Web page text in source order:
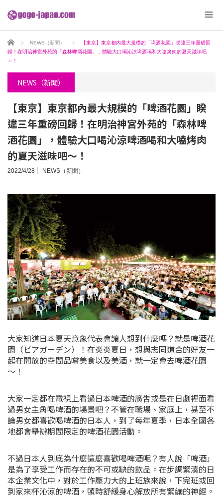
ホーム NEWS（新聞）
【東京】東京都內最大規模的「啤酒花園」睽違三年重磅回
歸！在明治神宮外苑的「森林啤酒花園」，體驗大口喝沁涼啤酒喝和大嗑烤肉的夏天滋味吧
～！
NEWS（新聞）
【東京】東京都內最大規模的「啤酒花園」睽
違三年重磅回歸！在明治神宮外苑的「森林啤
酒花園」，體驗大口喝沁涼啤酒喝和大嗑烤肉
的夏天滋味吧～！
2022/4/28 NEWS（新聞）
大家知道日本夏天意象代表會讓人想到什麼嗎？就是啤酒花
園（ビアガーデン）！在炎炎夏日，想與志同道合的好友一
起在開放的空間品嚐美食以及美酒，就一定會去啤酒花園
～！
大家一定都在電視上看過日本啤酒的廣吿或是在日劇裡面看
過男女主角喝啤酒的場景吧？不管在職場、家庭上，甚至不
論男女都喜歡喝啤酒的日本人，到了每年夏季，日本全國各
地都會舉辦期間限定的啤酒花園活動。
不過日本人到底為什麼這麼喜歡喝啤酒呢？有人說「啤酒」
是為了享受工作而存在的不可或缺的飲品。在步調緊湊的日
本企業文化中，對於工作壓力大的上班族來說，下完班或回
到家來杯沁涼的啤酒，頓時舒緩身心解放所有緊繃的神經。